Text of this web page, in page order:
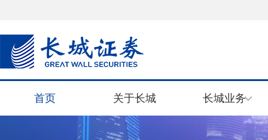
首页 关于长城 长城业务